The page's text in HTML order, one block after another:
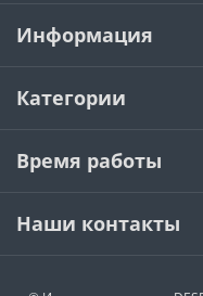
Информация
Категории
Время работы
Наши контакты